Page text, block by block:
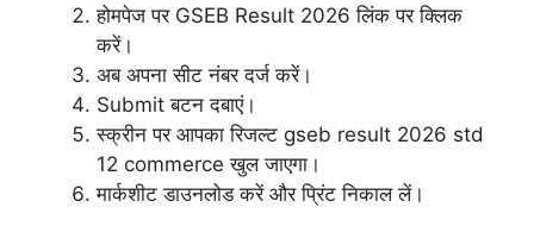
होमपेज पर GSEB Result 2026 लिंक पर क्लिक
करें।
अब अपना सीट नंबर दर्ज करें।
Submit बटन दबाएं।
स्क्रीन पर आपका रिजल्ट gseb result 2026 std
12 commerce खुल जाएगा।
मार्कशीट डाउनलोड करें और प्रिंट निकाल लें।